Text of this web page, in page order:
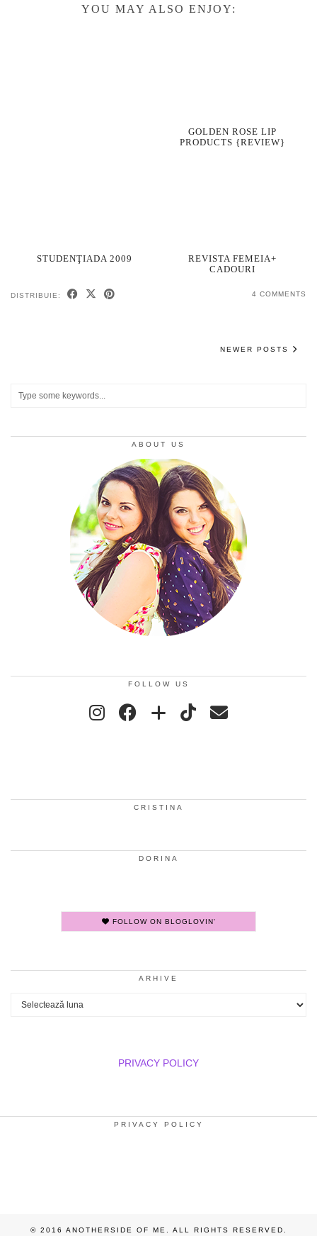
YOU MAY ALSO ENJOY:
GOLDEN ROSE LIP
PRODUCTS {REVIEW}
STUDENŢIADA 2009
REVISTA FEMEIA+
CADOURI
DISTRIBUIE: 4 COMMENTS
NEWER POSTS
ABOUT US
FOLLOW US
CRISTINA
DORINA
FOLLOW ON BLOGLOVIN'
ARHIVE
Arhive
PRIVACY POLICY
PRIVACY POLICY
© 2016 ANOTHERSIDE OF ME. ALL RIGHTS RESERVED.